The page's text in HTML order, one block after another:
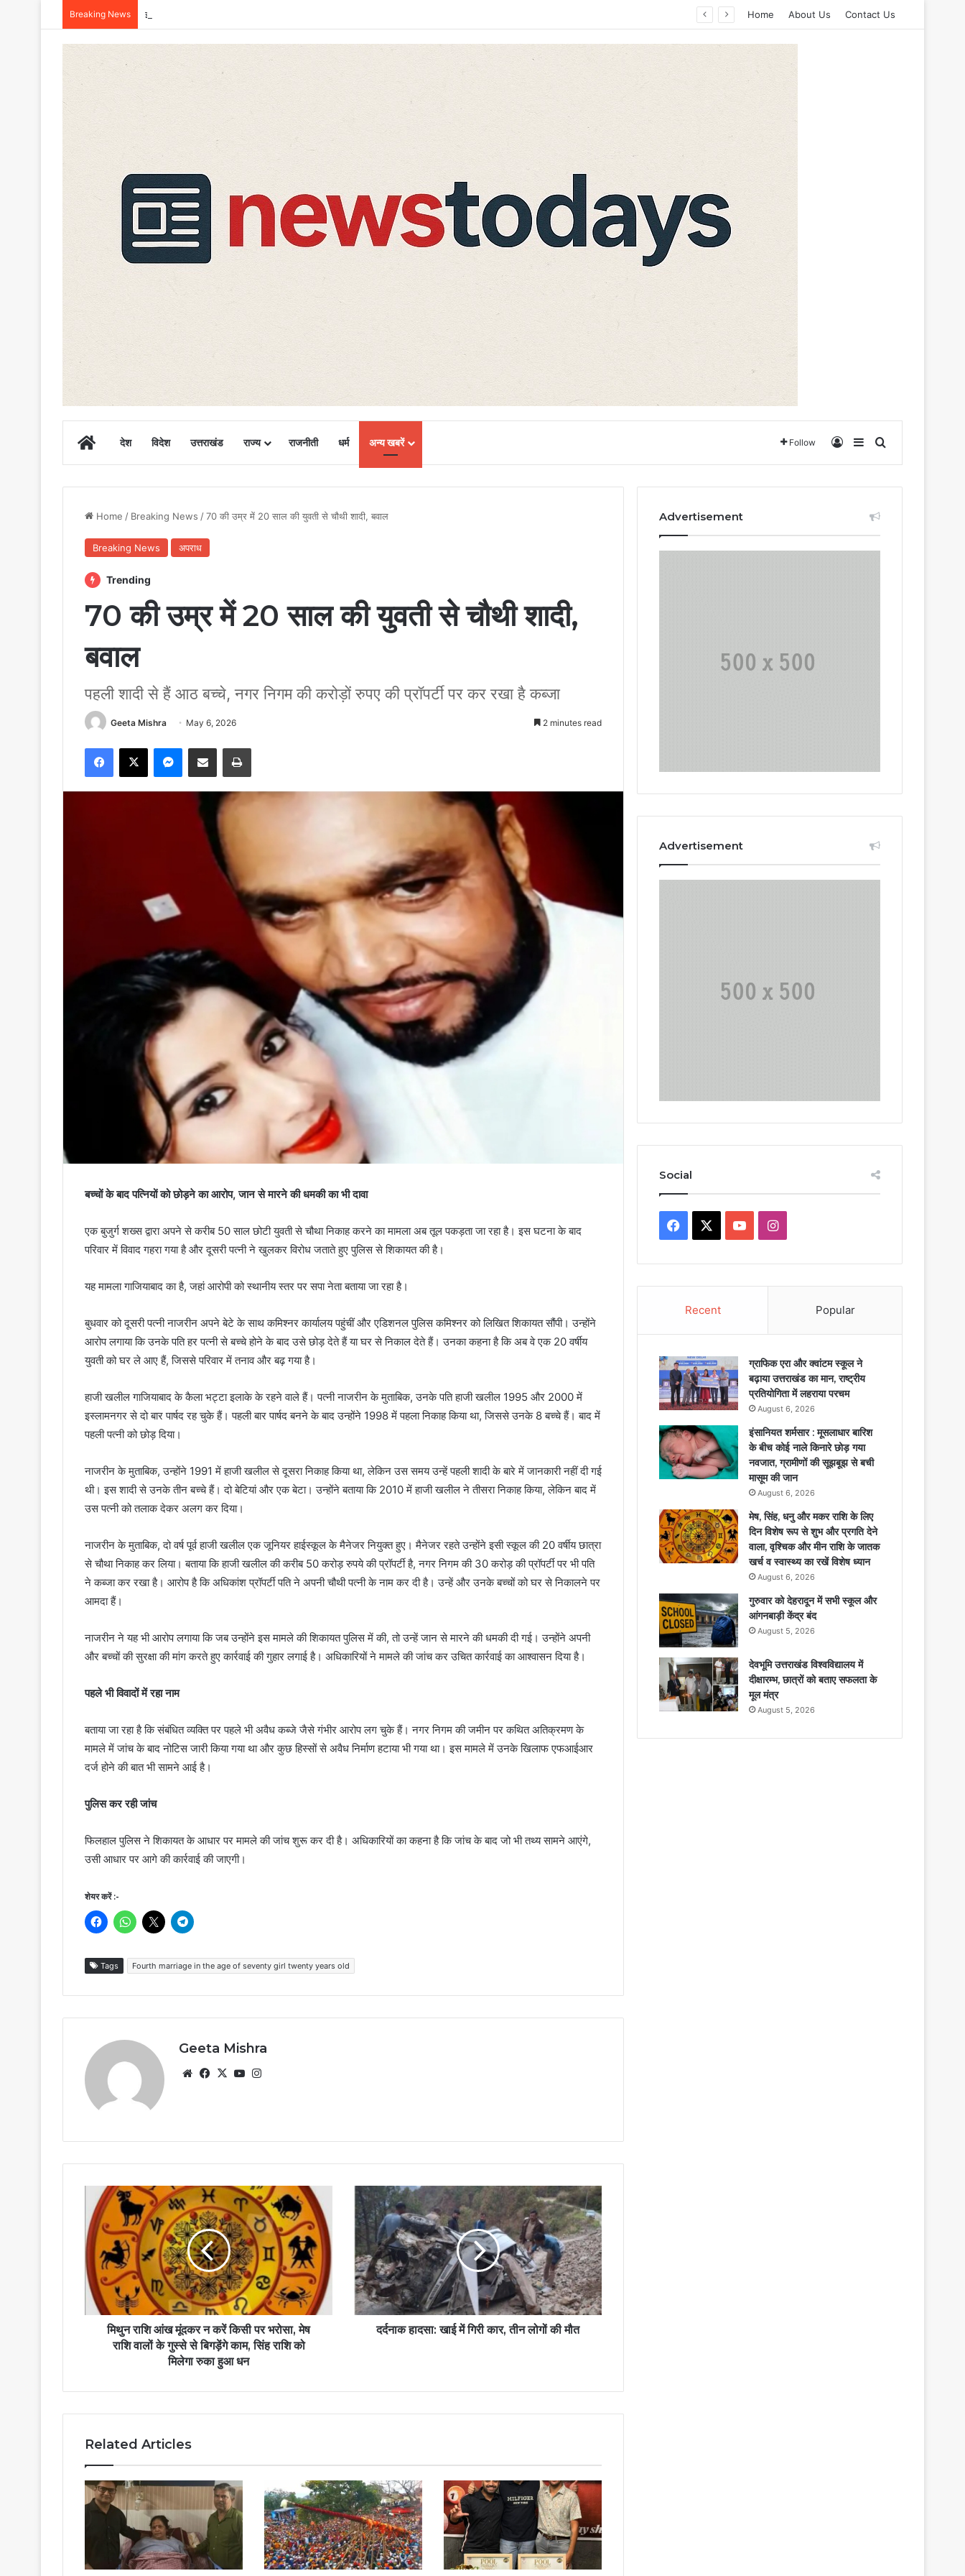
Breaking News इंसानियत शर्मसार : मूसलाधार बारिश के बीच कोई नाले किनारे छोड़ गया नवजात, ग्रामीणों की सूझबूझ से बची मासूम की जान Home About Us Contact Us
Homeदेश विदेश उत्तराखंड राज्य राजनीती धर्म अन्य खबरें Follow Log InSidebarSearch for
Home / Breaking News /70 की उम्र में 20 साल की युवती से चौथी शादी, बवाल
Breaking News अपराध
Trending
70 की उम्र में 20 साल की युवती से चौथी शादी,
बवाल
पहली शादी से हैं आठ बच्चे, नगर निगम की करोड़ों रुपए की प्रॉपर्टी पर कर रखा है कब्जा
Geeta Mishra May 6, 2026 2 minutes read
Facebook
X Messenger
Share via Email Print
बच्चों के बाद पत्नियों को छोड़ने का आरोप, जान से मारने की धमकी का भी दावा
एक बुजुर्ग शख्स द्वारा अपने से करीब 50 साल छोटी युवती से चौथा निकाह करने का मामला अब तूल पकड़ता जा रहा है। इस घटना के बाद
परिवार में विवाद गहरा गया है और दूसरी पत्नी ने खुलकर विरोध जताते हुए पुलिस से शिकायत की है।
यह मामला गाजियाबाद का है, जहां आरोपी को स्थानीय स्तर पर सपा नेता बताया जा रहा है।
बुधवार को दूसरी पत्नी नाजरीन अपने बेटे के साथ कमिश्नर कार्यालय पहुंचीं और एडिशनल पुलिस कमिश्नर को लिखित शिकायत सौंपी। उन्होंने
आरोप लगाया कि उनके पति हर पत्नी से बच्चे होने के बाद उसे छोड़ देते हैं या घर से निकाल देते हैं। उनका कहना है कि अब वे एक 20 वर्षीय
युवती को घर ले आए हैं, जिससे परिवार में तनाव और बढ़ गया है।
हाजी खलील गाजियाबाद के कैला भट्टा इलाके के रहने वाले हैं। पत्नी नाजरीन के मुताबिक, उनके पति हाजी खलील 1995 और 2000 में
इस्लामनगर से दो बार पार्षद रह चुके हैं। पहली बार पार्षद बनने के बाद उन्होंने 1998 में पहला निकाह किया था, जिससे उनके 8 बच्चे हैं। बाद में
पहली पत्नी को छोड़ दिया।
नाजरीन के मुताबिक, उन्होंने 1991 में हाजी खलील से दूसरा निकाह किया था, लेकिन उस समय उन्हें पहली शादी के बारे में जानकारी नहीं दी गई
थी। इस शादी से उनके तीन बच्चे हैं। दो बेटियां और एक बेटा। उन्होंने बताया कि 2010 में हाजी खलील ने तीसरा निकाह किया, लेकिन बाद में
उस पत्नी को तलाक देकर अलग कर दिया।
नाजरीन के मुताबिक, दो वर्ष पूर्व हाजी खलील एक जूनियर हाईस्कूल के मैनेजर नियुक्त हुए। मैनेजर रहते उन्होंने इसी स्कूल की 20 वर्षीय छात्रा
से चौथा निकाह कर लिया। बताया कि हाजी खलील की करीब 50 करोड़ रुपये की प्रॉपर्टी है, नगर निगम की 30 करोड़ की प्रॉपर्टी पर भी पति
ने कब्जा कर रखा है। आरोप है कि अधिकांश प्रॉपर्टी पति ने अपनी चौथी पत्नी के नाम कर दी है। उन्हें और उनके बच्चों को घर से निकालने पर
आमदा हैं।
नाजरीन ने यह भी आरोप लगाया कि जब उन्होंने इस मामले की शिकायत पुलिस में की, तो उन्हें जान से मारने की धमकी दी गई। उन्होंने अपनी
और बच्चों की सुरक्षा की मांग करते हुए कार्रवाई की गुहार लगाई है। अधिकारियों ने मामले की जांच कर उचित कार्रवाई का आश्वासन दिया है।
पहले भी विवादों में रहा नाम
बताया जा रहा है कि संबंधित व्यक्ति पर पहले भी अवैध कब्जे जैसे गंभीर आरोप लग चुके हैं। नगर निगम की जमीन पर कथित अतिक्रमण के
मामले में जांच के बाद नोटिस जारी किया गया था और कुछ हिस्सों से अवैध निर्माण हटाया भी गया था। इस मामले में उनके खिलाफ एफआईआर
दर्ज होने की बात भी सामने आई है।
पुलिस कर रही जांच
फिलहाल पुलिस ने शिकायत के आधार पर मामले की जांच शुरू कर दी है। अधिकारियों का कहना है कि जांच के बाद जो भी तथ्य सामने आएंगे,
उसी आधार पर आगे की कार्रवाई की जाएगी।
शेयर करें :-
Tags Fourth marriage in the age of seventy girl twenty years old
Geeta Mishra
WebsiteFacebook
X YouTube
मिथुन राशि आंख मूंदकर न करें किसी पर भरोसा, मेष
राशि वालों के गुस्से से बिगड़ेंगे काम, सिंह राशि को
मिलेगा रुका हुआ धन
दर्दनाक हादसा: खाई में गिरी कार, तीन लोगों की मौत
Related Articles
Advertisement
Advertisement
Social
Facebook YouTubeInstagram
Recent Popular
ग्राफिक एरा और क्वांटम स्कूल ने
बढ़ाया उत्तराखंड का मान, राष्ट्रीय
प्रतियोगिता में लहराया परचम
August 6, 2026
इंसानियत शर्मसार : मूसलाधार बारिश
के बीच कोई नाले किनारे छोड़ गया
नवजात, ग्रामीणों की सूझबूझ से बची
मासूम की जान
August 6, 2026
मेष, सिंह, धनु और मकर राशि के लिए
दिन विशेष रूप से शुभ और प्रगति देने
वाला, वृश्चिक और मीन राशि के जातक
खर्च व स्वास्थ्य का रखें विशेष ध्यान
August 6, 2026
गुरुवार को देहरादून में सभी स्कूल और
आंगनबाड़ी केंद्र बंद
August 5, 2026
देवभूमि उत्तराखंड विश्वविद्यालय में
दीक्षारम्भ, छात्रों को बताए सफलता के
मूल मंत्र
August 5, 2026